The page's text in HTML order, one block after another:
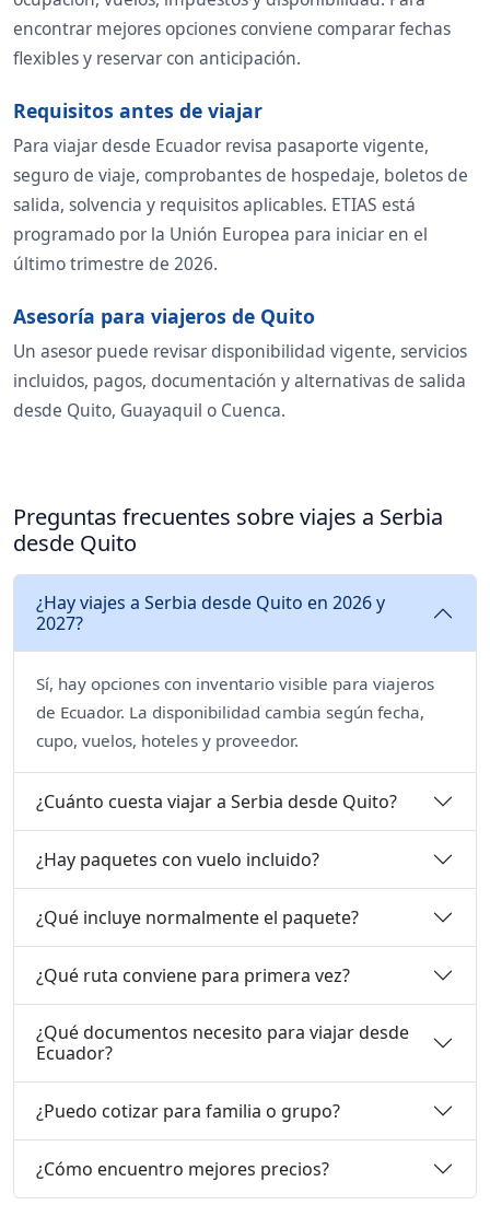
encontrar mejores opciones conviene comparar fechas
flexibles y reservar con anticipación.
Requisitos antes de viajar
Para viajar desde Ecuador revisa pasaporte vigente,
seguro de viaje, comprobantes de hospedaje, boletos de
salida, solvencia y requisitos aplicables. ETIAS está
programado por la Unión Europea para iniciar en el
último trimestre de 2026.
Asesoría para viajeros de Quito
Un asesor puede revisar disponibilidad vigente, servicios
incluidos, pagos, documentación y alternativas de salida
desde Quito, Guayaquil o Cuenca.
Preguntas frecuentes sobre viajes a Serbia
desde Quito
¿Hay viajes a Serbia desde Quito en 2026 y
2027?
Sí, hay opciones con inventario visible para viajeros
de Ecuador. La disponibilidad cambia según fecha,
cupo, vuelos, hoteles y proveedor.
¿Cuánto cuesta viajar a Serbia desde Quito?
¿Hay paquetes con vuelo incluido?
¿Qué incluye normalmente el paquete?
¿Qué ruta conviene para primera vez?
¿Qué documentos necesito para viajar desde
Ecuador?
¿Puedo cotizar para familia o grupo?
¿Cómo encuentro mejores precios?